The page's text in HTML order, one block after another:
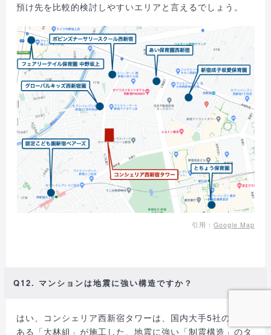
預け先を比較的検討しやすいエリアと言えるでしょう。
引用： Google Map
Q12. マンションは地震に強い構造ですか？
はい、コンシェリア西新宿タワーは、国内大手5社の1つで
ある「大林組」が施工した、地震に強い「制震構造」のタ